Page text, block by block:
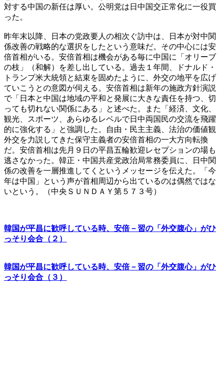
対する中国の新任は厚い。公明党は日中国交正常化に一役買
った。
昨年末以降、日本の党政要人の相次ぐ訪中は、日本が対中関
係改善の戦略的な選択をしたという意味だ。その中心には安
倍首相がいる。安倍首相は機会がある毎に中国に「オリーブ
の枝」（和解）を差し出している。過去１年間、ドナルド・
トランプ米大統領と結束を固めたように、外交の地平を広げ
ていこうとの意図が伺える。安倍首相は新年の施政方針演説
で「日本と中国は地域の平和と発展に大きな責任を持つ、切
っても切れない関係にある」と述べた。また「経済、文化、
観光、スポーツ、あらゆるレベルで日中両国民の交流を飛躍
的に強化する」と強調した。自由・民主主義、法治の価値観
外交を力説してきた保守主義者の安倍首相の一大方向転換
だ。安倍首相は先月９日の平昌五輪歓迎レセプションの場も
逃さなかった。韓正・中国共産党政治局常務委員に、日中関
係の改善を一層推進してくというメッセージを伝えた。「今
年は中国」という声が首相周辺から出ているのは偶然ではな
いという。（中央ＳＵＮＤＡＹ第５７３号）
韓国が平昌に歓呼している時、安倍－習の「外交腹心」がひ
っそり会合（２）
韓国が平昌に歓呼している時、安倍－習の「外交腹心」がひ
っそり会合（３）